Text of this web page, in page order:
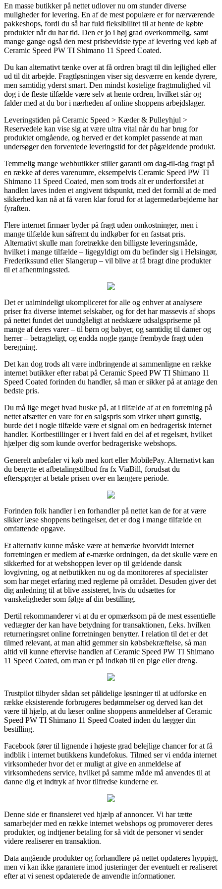
En masse butikker på nettet udlover nu om stunder diverse
muligheder for levering. En af de mest populære er for nærværende
pakkeshops, fordi du så har fuld fleksibilitet til at hente de købte
produkter når du har tid. Den er jo i høj grad overkommelig, samt
mange gange også den mest prisbevidste type af levering ved køb af
Ceramic Speed PW TI Shimano 11 Speed Coated.
Du kan alternativt tænke over at få ordren bragt til din lejlighed eller
ud til dit arbejde. Fragtløsningen viser sig desværre en kende dyrere,
men samtidig yderst smart. Den mindst kostelige fragtmulighed vil
dog i de fleste tilfælde være selv at hente ordren, hvilket står og
falder med at du bor i nærheden af online shoppens arbejdslager.
Leveringstiden på Ceramic Speed > Kæder & Pulleyhjul >
Reservedele kan vise sig at være ultra vital når du har brug for
produktet omgående, og herved er det komplet passende at man
undersøger den forventede leveringstid for det pågældende produkt.
Temmelig mange webbutikker stiller garanti om dag-til-dag fragt på
en række af deres varenumre, eksempelvis Ceramic Speed PW TI
Shimano 11 Speed Coated, men som trods alt er underforstået at
handlen laves inden et angivent tidspunkt, med det formål at de med
sikkerhed kan nå at få varen klar forud for at lagermedarbejderne har
fyraften.
Flere internet firmaer byder på fragt uden omkostninger, men i
mange tilfælde kun såfremt du indkøber for en fastsat pris.
Alternativt skulle man foretrække den billigste leveringsmåde,
hvilket i mange tilfælde – ligegyldigt om du befinder sig i Helsingør,
Frederikssund eller Slangerup – vil blive at få bragt dine produkter
til et afhentningssted.
Det er ualmindeligt ukompliceret for alle og enhver at analysere
priser fra diverse internet selskaber, og for det har massevis af shops
på nettet fundet det uundgåeligt at nedskære udsalgspriserne på
mange af deres varer – til børn og babyer, og samtidig til damer og
herrer – betragteligt, og endda nogle gange frembyde fragt uden
beregning.
Det kan dog trods alt være indbringende at sammenligne en række
internet butikker efter rabat på Ceramic Speed PW TI Shimano 11
Speed Coated forinden du handler, så man er sikker på at antage den
bedste pris.
Du må lige meget hvad huske på, at i tilfælde af at en forretning på
nettet afsætter en vare for en salgspris som virker uhørt gunstig,
burde det i nogle tilfælde være et signal om en bedragerisk internet
handler. Kortbestillinger er i hvert fald en del af et regelsæt, hvilket
hjælper dig som kunde overfor bedrageriske webshops.
Generelt anbefaler vi køb med kort eller MobilePay. Alternativt kan
du benytte et afbetalingstilbud fra fx ViaBill, forudsat du
efterspørger at betale prisen over en længere periode.
Forinden folk handler i en forhandler på nettet kan de for at være
sikker læse shoppens betingelser, det er dog i mange tilfælde en
omfattende opgave.
Et alternativ kunne måske være at bemærke hvorvidt internet
forretningen er medlem af e-mærke ordningen, da det skulle være en
sikkerhed for at webshoppen lever op til gældende dansk
lovgivning, og at netbutikken nu og da monitoreres af specialister
som har meget erfaring med reglerne på området. Desuden giver det
dig anledning til at blive assisteret, hvis du udsættes for
vanskeligheder som følge af din bestilling.
Dertil rekommanderer vi at du er opmærksom på de mest essentielle
vedtægter der kan have betydning for transaktionen, f.eks. hvilken
returneringsret online forretningen benytter. I relation til det er det
tilmed relevant, at man altid gemmer sin købsbekræftelse, så man
altid vil kunne eftervise handlen af Ceramic Speed PW TI Shimano
11 Speed Coated, om man er på indkøb til en pige eller dreng.
Trustpilot tilbyder sådan set pålidelige løsninger til at udforske en
række eksisterende forbrugeres bedømmelser og derved kan det
være til hjælp, at du læser online shoppens anmeldelser af Ceramic
Speed PW TI Shimano 11 Speed Coated inden du lægger din
bestilling.
Facebook fører til lignende i højeste grad belejlige chancer for at få
indblik i internet butikkens kundefokus. Tilmed ser vi endda internet
virksomheder hvor det er muligt at give en anmeldelse af
virksomhedens service, hvilket på samme måde må anvendes til at
danne dig et indtryk af hvor tilfredse kunderne er.
Denne side er finansieret ved hjælp af annoncer. Vi har tætte
samarbejder med en række internet webshops og promoverer deres
produkter, og indtjener betaling for så vidt de personer vi sender
videre realiserer en transaktion.
Data angående produkter og forhandlere på nettet opdateres hyppigt,
men vi kan ikke garantere imod justeringer der eventuelt er realiseret
efter at vi senest opdaterede de anvendte informationer.